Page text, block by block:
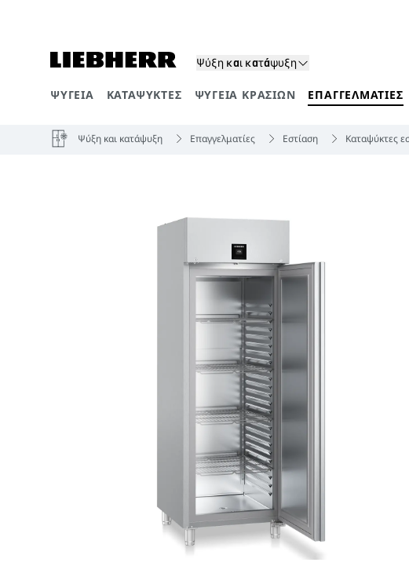
Ψύξη και κατάψυξη
ΨΥΓΕΊΑ ΚΑΤΑΨΎΚΤΕΣ ΨΥΓΕΊΑ ΚΡΑΣΙΏΝ ΕΠΑΓΓΕΛΜΑΤΊΕΣ
Ψύξη και κατάψυξη Επαγγελματίες Εστίαση Καταψύκτες